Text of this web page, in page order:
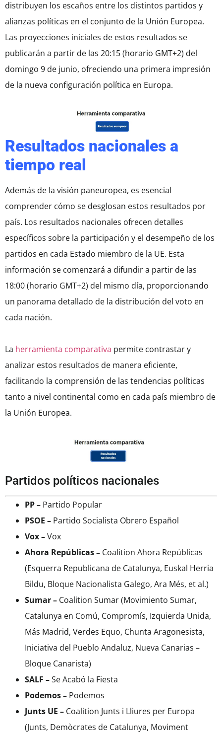
distribuyen los escaños entre los distintos partidos y
alianzas políticas en el conjunto de la Unión Europea.
Las proyecciones iniciales de estos resultados se
publicarán a partir de las 20:15 (horario GMT+2) del
domingo 9 de junio, ofreciendo una primera impresión
de la nueva configuración política en Europa.
Resultados nacionales a
tiempo real
Además de la visión paneuropea, es esencial
comprender cómo se desglosan estos resultados por
país. Los resultados nacionales ofrecen detalles
específicos sobre la participación y el desempeño de los
partidos en cada Estado miembro de la UE. Esta
información se comenzará a difundir a partir de las
18:00 (horario GMT+2) del mismo día, proporcionando
un panorama detallado de la distribución del voto en
cada nación.
La herramienta comparativa permite contrastar y
analizar estos resultados de manera eficiente,
facilitando la comprensión de las tendencias políticas
tanto a nivel continental como en cada país miembro de
la Unión Europea.
Partidos políticos nacionales
PP– Partido Popular
PSOE – Partido Socialista Obrero Español
Vox–Vox
Ahora Repúblicas– Coalition Ahora Repúblicas
(Esquerra Republicana de Catalunya, Euskal Herria
Bildu, Bloque Nacionalista Galego, Ara Més, et al.)
Sumar– Coalition Sumar (Movimiento Sumar,
Catalunya en Comú, Compromís, Izquierda Unida,
Más Madrid, Verdes Equo, Chunta Aragonesista,
Iniciativa del Pueblo Andaluz, Nueva Canarias –
Bloque Canarista)
SALF –Se Acabó la Fiesta
Podemos– Podemos
Junts UE – Coalition Junts i Lliures per Europa
(Junts, Demòcrates de Catalunya, Moviment